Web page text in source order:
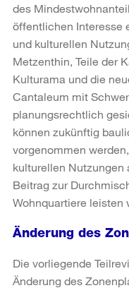
des
öffentlichen Interesse
und kulturellen
Metzenthin, Teile der
Kulturama und die
Cantaleum mit
planungsrechtlich
können zukünftig
vorgenommen
kulturellen
Beitrag zur
Wohnquartiere leisten
Änderung des
Die vorliegende
Änderung des